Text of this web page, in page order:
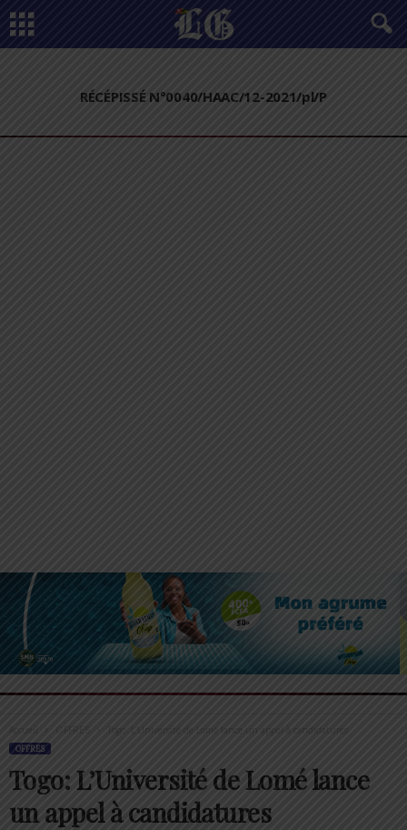
RÉCÉPISSÉ N°0040/HAAC/12-2021/pl/P
Accueil Togo: L’Université de Lomé lance un appel à candidatures
OFFRES
Togo: L’Université de Lomé lance
un appel à candidatures